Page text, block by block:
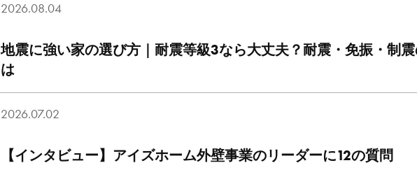
2026.08.04
地震に強い家の選び方｜耐震等級3なら大丈夫？耐震・免振・制
は
2026.07.02
【インタビュー】アイズホーム外壁事業のリーダーに12の質問